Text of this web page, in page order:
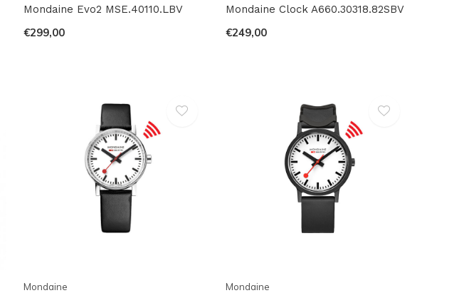
Mondaine Evo2 MSE.40110.LBV
€299,00
Mondaine Clock A660.30318.82SBV
€249,00
Mondaine Mondaine